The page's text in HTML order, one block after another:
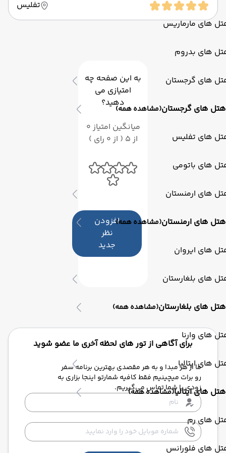
های مارماریس
های بدروم
های گرجستان
هتل های گرجستان(مشاهده همه)
های تفلیس
های باتومی
های ارمنستان
هتل های ارمنستان(مشاهده همه)
های ایروان
های بلغارستان
هتل های بلغارستان(مشاهده همه)
های وارنا
های ایتالیا
هتل های ایتالیا(مشاهده همه)
های رم
های فلورانس
تفلیس
به این صفحه چه
امتیازی می
دهید؟
میانگین امتیاز 0
از 5 ( از 0 رای )
افزودن
نظر
جدید
برای آگاهی از تور های لحظه آخری ما عضو شوید
ما از هر مبدا و به هر مقصدی بهترین برنامه سفر
رو برات میچینیم فقط کافیه شمارتو اینجا بزاری به
زودی با شما تماس می‌گیریم.